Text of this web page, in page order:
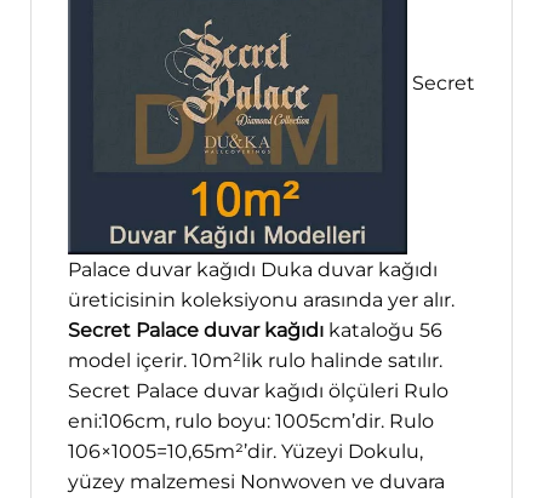
Secret
Palace duvar kağıdı Duka duvar kağıdı
üreticisinin koleksiyonu arasında yer alır.
Secret Palace duvar kağıdı kataloğu 56
model içerir. 10m²lik rulo halinde satılır.
Secret Palace duvar kağıdı ölçüleri Rulo
eni:106cm, rulo boyu: 1005cm’dir. Rulo
106×1005=10,65m²’dir. Yüzeyi Dokulu,
yüzey malzemesi Nonwoven ve duvara